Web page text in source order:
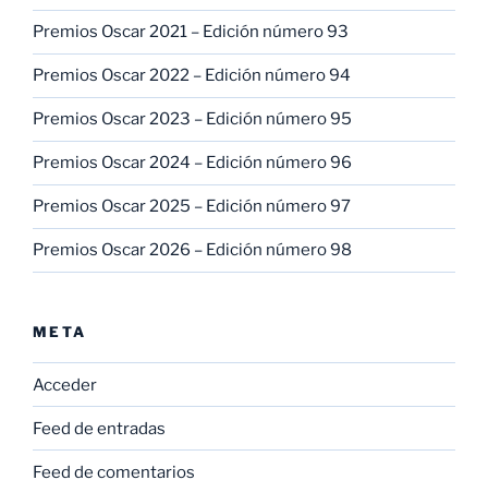
Premios Oscar 2021 – Edición número 93
Premios Oscar 2022 – Edición número 94
Premios Oscar 2023 – Edición número 95
Premios Oscar 2024 – Edición número 96
Premios Oscar 2025 – Edición número 97
Premios Oscar 2026 – Edición número 98
META
Acceder
Feed de entradas
Feed de comentarios